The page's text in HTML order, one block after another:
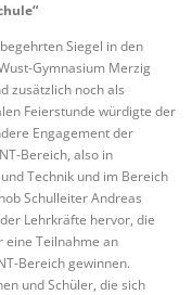
Siegel in den
Gymnasium Merzig
zusätzlich noch als
Feierstunde würdigte der
Engagement der
Bereich, also in
Technik und im Bereich
Schulleiter Andreas
Lehrkräfte hervor, die
eine Teilnahme an
Bereich gewinnen.
und Schüler, die sich